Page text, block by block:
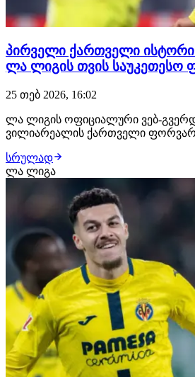
პირველი ქართველი
ლა ლიგის თვის საუკეთესო
25 თებ 2026, 16:02
ლა ლიგის ოფიციალური ვებ-
ვილიარეალის ქართველი
დასახელდა. აღსანიშნავია, რომ
ისტორიაში პირველი ქართველი,
ჩემპიონატში თვის საუკეთესოდ
მიქაუტაძემ…
სრულად
ლა ლიგა